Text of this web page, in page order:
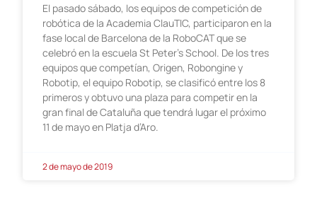
El pasado sábado, los equipos de competición de
robótica de la Academia ClauTIC, participaron en la
fase local de Barcelona de la RoboCAT que se
celebró en la escuela St Peter’s School. De los tres
equipos que competían, Origen, Robongine y
Robotip, el equipo Robotip, se clasificó entre los 8
primeros y obtuvo una plaza para competir en la
gran final de Cataluña que tendrá lugar el próximo
11 de mayo en Platja d’Aro.
2 de mayo de 2019